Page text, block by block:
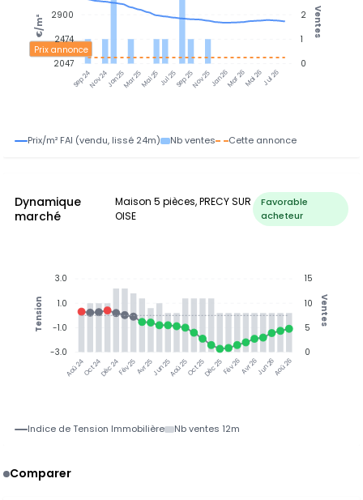
Sep 24Nov 24Jan 25Mar 25Mai 25Jul 25Sep 25Nov 25Jan 26Mar 26Mai 26Jul 26
Prix annonce
2
1
0
Ventes
2900
2474
2047
€/m²
Prix/m² FAI (vendu, lissé 24m) Nb ventes Cette annonce
Dynamique
marché
Maison 5 pièces, PRECY SUR
OISE
Favorable
acheteur
Aoû 24Oct 24Déc 24Fév 25Avr 25Jun 25Aoû 25Oct 25Déc 25Fév 26Avr 26Jun 26Aoû 26
15
10
5
0
Ventes
3.0
1.0
-1.0
-3.0
Tension
Indice de Tension Immobilière Nb ventes 12m
Comparer